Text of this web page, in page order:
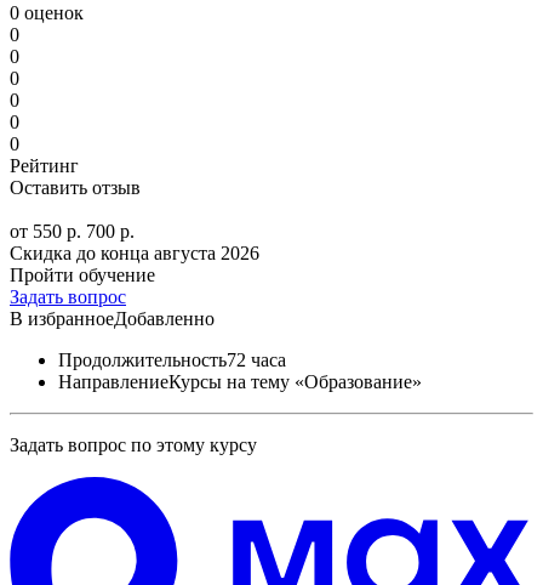
0 оценок
0
0
0
0
0
0
Рейтинг
Оставить отзыв
от 550 р. 700 р.
Скидка до конца августа 2026
Пройти обучение
Задать вопрос
В избранноеДобавленно
Продолжительность72 часа
НаправлениеКурсы на тему «Образование»
Задать вопрос по этому курсу